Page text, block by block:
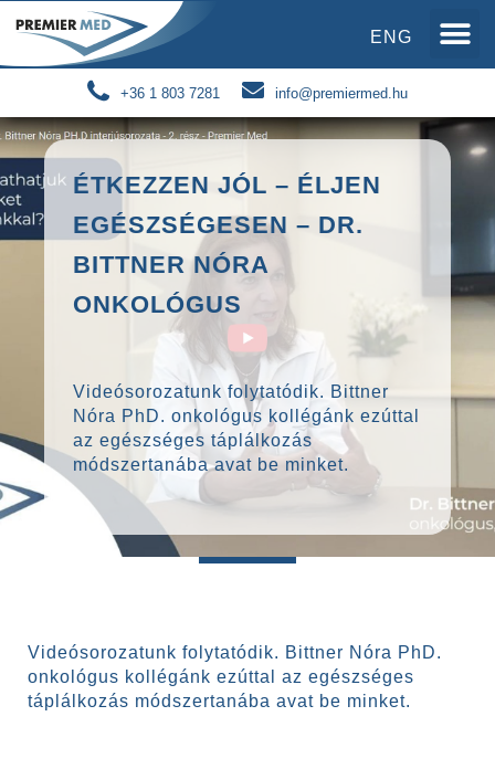
ENG
+36 1 803 7281 info@premiermed.hu
ÉTKEZZEN JÓL – ÉLJEN
EGÉSZSÉGESEN – DR.
BITTNER NÓRA
ONKOLÓGUS
Videósorozatunk folytatódik. Bittner
Nóra PhD. onkológus kollégánk ezúttal
az egészséges táplálkozás
módszertanába avat be minket.
Videósorozatunk folytatódik. Bittner Nóra PhD.
onkológus kollégánk ezúttal az egészséges
táplálkozás módszertanába avat be minket.